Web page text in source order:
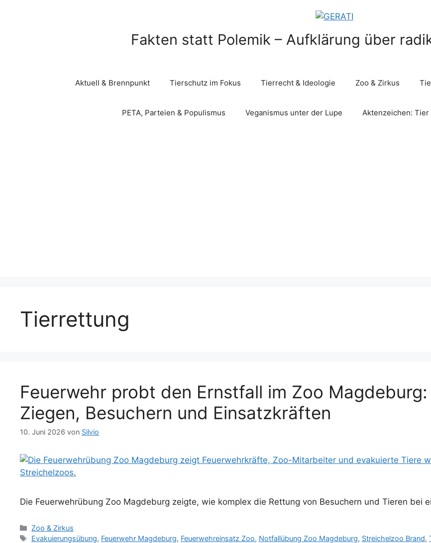
Fakten statt Polemik – Aufklärung über
Aktuell & Brennpunkt Tierschutz im Fokus Tierrecht & Ideologie Zoo & Zirkus
PETA, Parteien & Populismus Veganismus unter der Lupe Aktenzeichen: Tier
Tierrettung
Feuerwehr probt den Ernstfall im Zoo
Ziegen, Besuchern und Einsatzkräften
10. Juni 2026 von Silvio
Die Feuerwehrübung Zoo Magdeburg zeigte, wie komplex die Rettung von Besuchern und Tieren bei
Kategorien
Zoo & Zirkus
Schlagwörter
Evakuierungsübung, Feuerwehr Magdeburg, Feuerwehreinsatz Zoo, Notfallübung Zoo Magdeburg, Streichelzoo Brand,